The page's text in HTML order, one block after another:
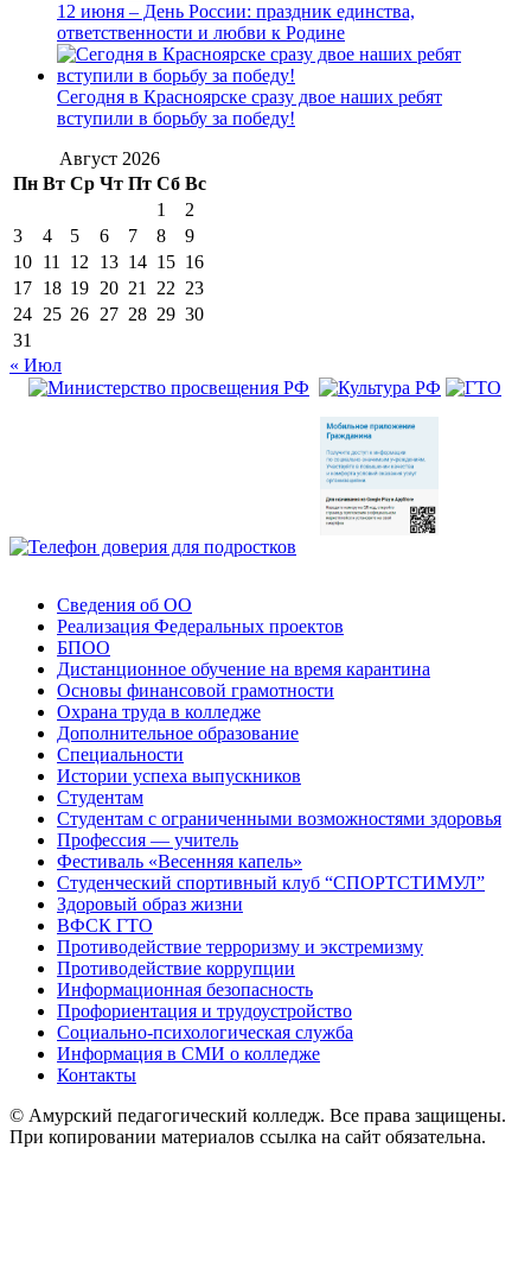
12 июня – День России: праздник единства,
ответственности и любви к Родине
Сегодня в Красноярске сразу двое наших ребят
вступили в борьбу за победу!
Август 2026
Пн Вт Ср Чт Пт Сб Вс
1
2
3
4 5 6 7 8
9
10 11 12 13 14 15 16
17 18 19 20 21 22 23
24 25 26 27 28 29 30
31
« Июл
Сведения об ОО
Реализация Федеральных проектов
БПОО
Дистанционное обучение на время карантина
Основы финансовой грамотности
Охрана труда в колледже
Дополнительное образование
Специальности
Истории успеха выпускников
Студентам
Студентам с ограниченными возможностями здоровья
Профессия — учитель
Фестиваль «Весенняя капель»
Студенческий спортивный клуб “СПОРТСТИМУЛ”
Здоровый образ жизни
ВФСК ГТО
Противодействие терроризму и экстремизму
Противодействие коррупции
Информационная безопасность
Профориентация и трудоустройство
Социально-психологическая служба
Информация в СМИ о колледже
Контакты
© Амурский педагогический колледж. Все права защищены.
При копировании материалов ссылка на сайт обязательна.